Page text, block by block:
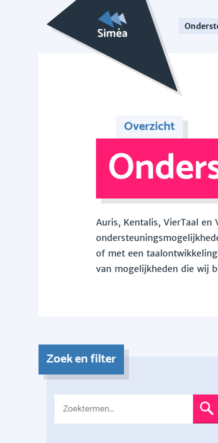
Overzicht
Auris, Kentalis, VierTaal en
of met een
van mogelijkheden die wij
Zoek en filter